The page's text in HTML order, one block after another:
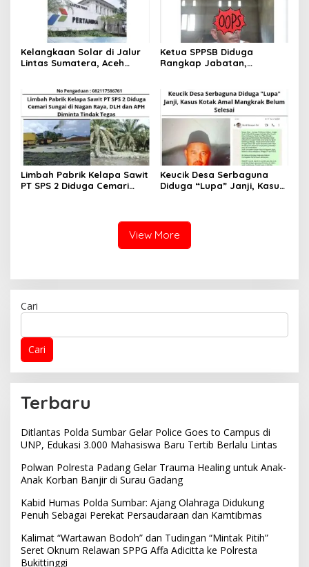
Kelangkaan Solar di Jalur
Lintas Sumatera, Aceh
Masyarakat
Ketua SPPSB Diduga
Rangkap Jabatan,
Raya
Limbah Pabrik Kelapa Sawit
PT SPS 2 Diduga Cemari
Keucik Desa Serbaguna
Diduga “Lupa” Janji, Kasus
View More
Cari
Cari
Terbaru
Ditlantas Polda Sumbar Gelar Police Goes to Campus di
UNP, Edukasi 3.000 Mahasiswa Baru Tertib Berlalu Lintas
Polwan Polresta Padang Gelar Trauma Healing untuk Anak-
Anak Korban Banjir di Surau Gadang
Kabid Humas Polda Sumbar: Ajang Olahraga Didukung
Penuh Sebagai Perekat Persaudaraan dan Kamtibmas
Kalimat “Wartawan Bodoh” dan Tudingan “Mintak Pitih”
Seret Oknum Relawan SPPG Affa Adicitta ke Polresta
Bukittinggi